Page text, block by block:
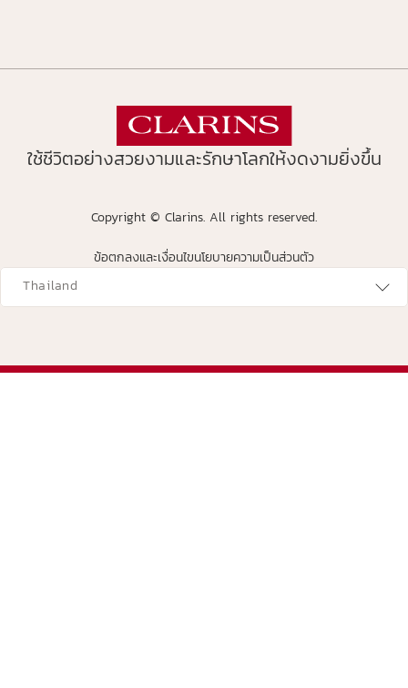
ใช้ชีวิตอย่างสวยงามและรักษาโลกให้งดงามยิ่งขึ้น
Copyright © Clarins. All rights reserved.
ข้อตกลงและเงื่อนไขนโยบายความเป็นส่วนตัว
Navigates to
Thailand